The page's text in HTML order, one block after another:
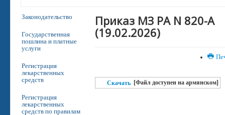
Законодательство
Государственная
пошлина и платные
услуги
Регистрация
лекарственных
средств
Регистрация
лекарственных
средств по правилам
Приказ МЗ РА N 820-A
(19.02.2026)
Скачать [Файл доступен на армянском]